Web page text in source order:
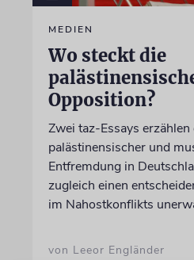
MEDIEN
Wo steckt die
Opposition?
Zwei taz-Essays
palästinensischer und
Entfremdung in
zugleich einen
im Nahostkonflikts
von Leeor Engländer